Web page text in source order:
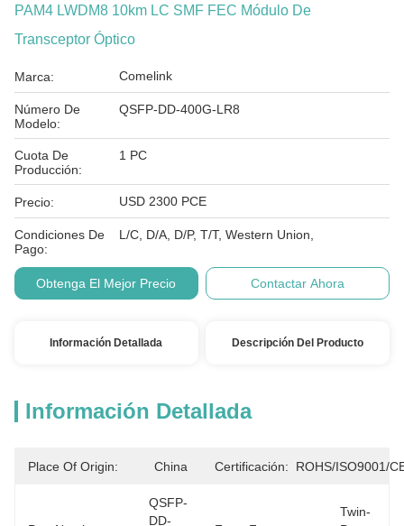
PAM4 LWDM8 10km LC SMF FEC Módulo De
Transceptor Óptico
Marca: Comelink
Número De
Modelo:
QSFP-DD-400G-LR8
Cuota De
Producción:
1 PC
Precio: USD 2300 PCE
Condiciones De
Pago:
L/C, D/A, D/P, T/T, Western Union,
Obtenga El Mejor Precio Contactar Ahora
Información Detallada Descripción Del Producto
Información Detallada
Place Of Origin: China Certificación: ROHS/ISO9001/
QSFP-
DD-
Twin-